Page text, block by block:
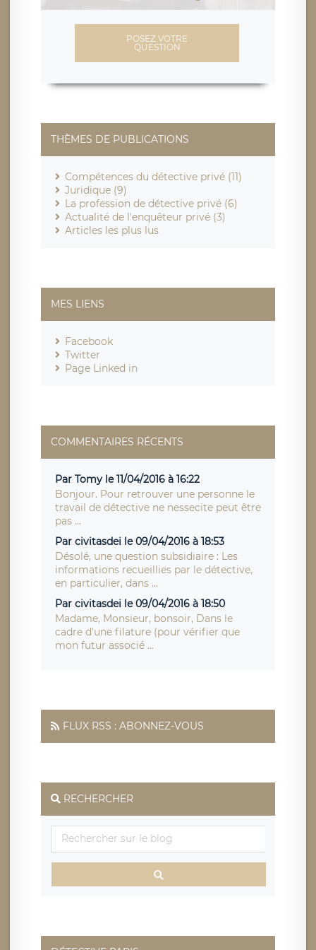
POSEZ VOTRE
QUESTION
THÈMES DE PUBLICATIONS
Compétences du détective privé (11)
Juridique (9)
La profession de détective privé (6)
Actualité de l'enquêteur privé (3)
Articles les plus lus
MES LIENS
Facebook
Twitter
Page Linked in
COMMENTAIRES RÉCENTS
Par Tomy le 11/04/2016 à 16:22
Bonjour. Pour retrouver une personne le
travail de détective ne nessecite peut être
pas ...
Par civitasdei le 09/04/2016 à 18:53
Désolé, une question subsidiaire : Les
informations recueillies par le détective,
en particulier, dans ...
Par civitasdei le 09/04/2016 à 18:50
Madame, Monsieur, bonsoir, Dans le
cadre d'une filature (pour vérifier que
mon futur associé ...
FLUX RSS : ABONNEZ-VOUS
RECHERCHER